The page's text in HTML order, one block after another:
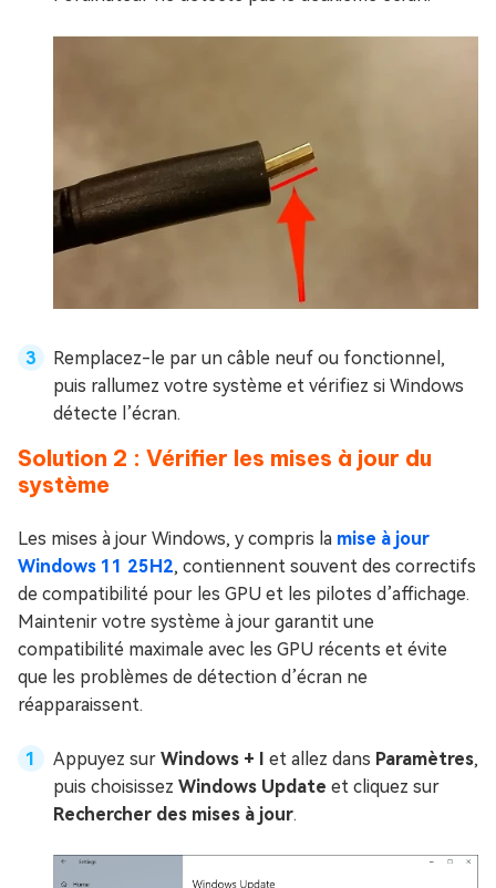
Remplacez-le par un câble neuf ou fonctionnel,
puis rallumez votre système et vérifiez si Windows
détecte l’écran.
Solution 2 : Vérifier les mises à jour du
système
Les mises à jour Windows, y compris la mise à jour
Windows 11 25H2, contiennent souvent des correctifs
de compatibilité pour les GPU et les pilotes d’affichage.
Maintenir votre système à jour garantit une
compatibilité maximale avec les GPU récents et évite
que les problèmes de détection d’écran ne
réapparaissent.
Appuyez sur Windows + I et allez dans Paramètres,
puis choisissez Windows Update et cliquez sur
Rechercher des mises à jour.